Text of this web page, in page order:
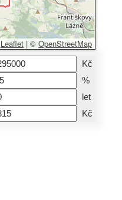
Leaflet | © OpenStreetMap
Kč
%
let
Kč